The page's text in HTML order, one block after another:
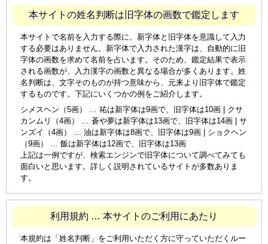
本サイトの姓名判断は旧字体の画数で鑑定します
本サイトで名前を入力する際に、新字体と旧字体を意識して入力
する必要はありません。新字体で入力された漢字は、自動的に旧
字体の画数を求めて名前を占います。そのため、鑑定結果で表示
される画数が、入力漢字の画数と異なる場合が多くあります。姓
名判断は、文字そのものが持つ意味から、元来より旧字体で鑑定
するものです。下記にいくつかの例をご紹介します。
シメスヘン（5画） … 祐は新字体は9画で、旧字体は10画 | クサ
カンムリ（4画） … 蒼や夢は新字体は13画で、旧字体は14画 | サ
ンズイ（4画） … 油は新字体は8画で、旧字体は9画 | ショクヘン
（9画） … 飯は新字体は12画で、旧字体は13画
上記は一例ですが、検索エンジンで旧字体について調べてみても
面白いと思います。詳しく説明されているサイトが多数ありま
す。
利用規約 … 本サイトのご利用にあたり
本規約は「姓名判断」をご利用いただく方に守っていただくルー